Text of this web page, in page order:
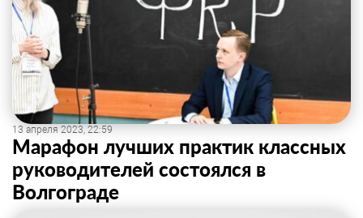
13 апреля 2023, 22:59
Марафон лучших практик классных
руководителей состоялся в
Волгограде